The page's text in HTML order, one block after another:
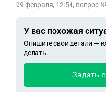
подать заявление на
09 февраля, 12:54, вопрос
У вас похожая
Опишите свои детали —
делать.
Задать